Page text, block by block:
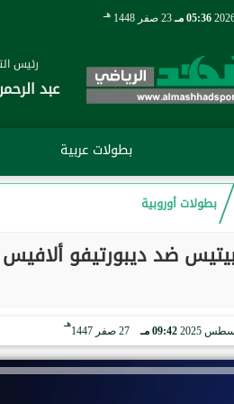
05:36 مـ 23 صفر 1448 هـ
رئيس
عبد
بطولات عربية
بطولات أوروبية
ضد ديبورتيفو
09:42 مـ 27 صفر 1447
هـ